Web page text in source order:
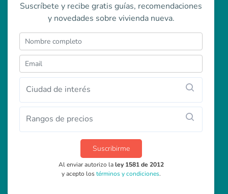
Suscríbete y recibe gratis guías, recomendaciones
y novedades sobre vivienda nueva.
Ciudad de interés
Rangos de precios
Suscribirme
Al enviar autorizo laley 1581 de 2012
y acepto lostérminos y condiciones.